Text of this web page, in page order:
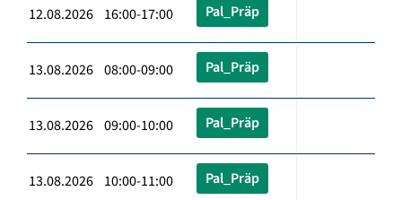
12.08.2026 16:00-17:00 Pal_Präp
13.08.2026 08:00-09:00 Pal_Präp
13.08.2026 09:00-10:00 Pal_Präp
13.08.2026 10:00-11:00 Pal_Präp